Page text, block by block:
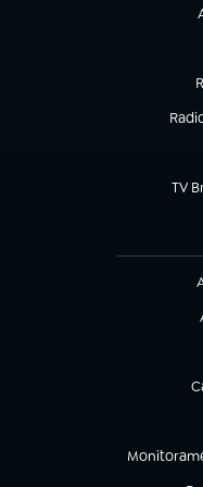
TV
(abre em